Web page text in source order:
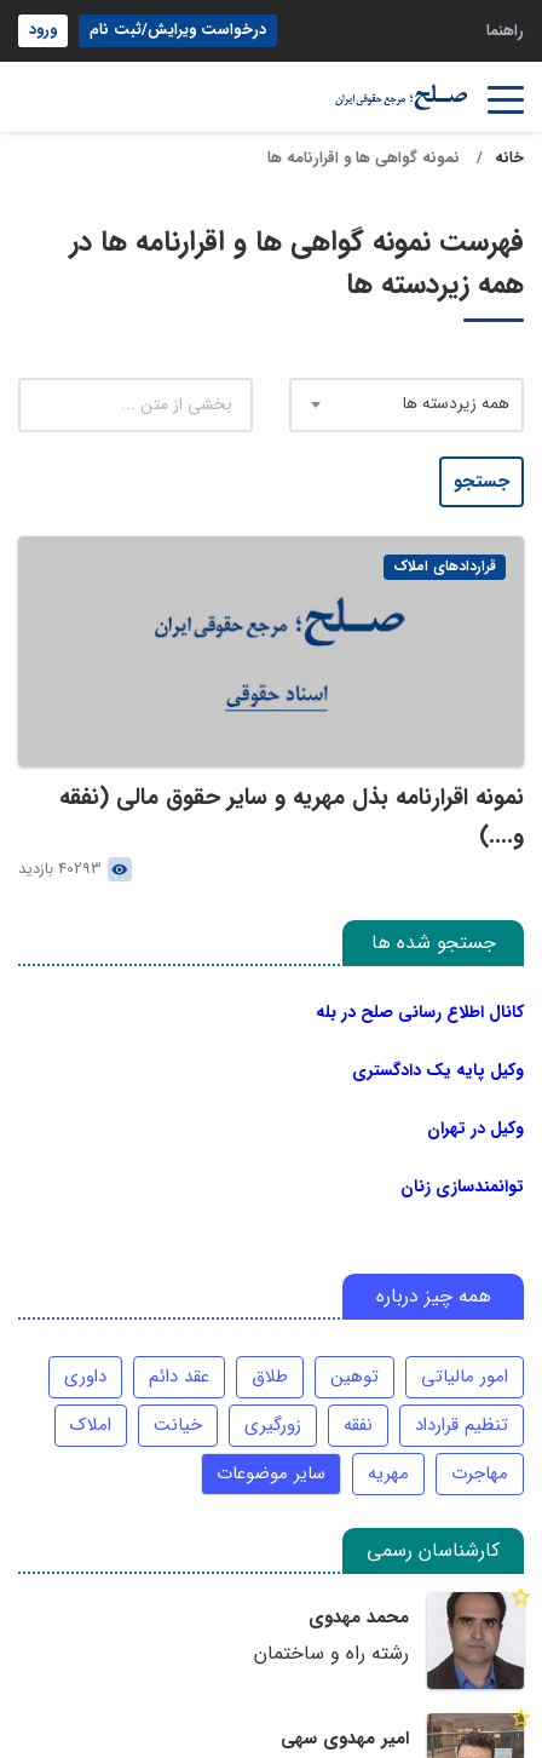
راهنما درخواست ویرایش/ثبت نام ورود
خانه نمونه گواهی ها و اقرارنامه ها
فهرست نمونه گواهی ها و اقرارنامه ها در
همه زیردسته ها
همه زیردسته ها
جستجو
قراردادهای املاک
نمونه اقرارنامه بذل مهریه و سایر حقوق مالی (نفقه
و....)
40293 بازدید
جستجو شده ها
کانال اطلاع رسانی صلح در بله
وکیل پایه یک دادگستری
وکیل در تهران
توانمندسازی زنان
همه چیز درباره
امور مالیاتی توهین طلاق عقد دائم
داوری
تنظیم قرارداد
نفقه زورگیری خیانت
املاک
مهاجرت
مهریه سایر موضوعات
کارشناسان رسمی
محمد مهدوی
رشته راه و ساختمان
امیر مهدوی سهی